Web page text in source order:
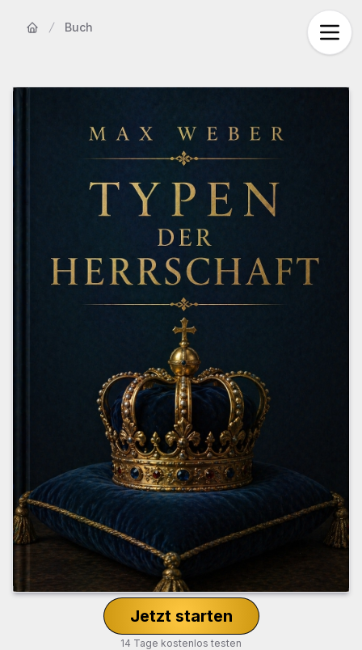
Buch
Jetzt starten
14 Tage kostenlos testen